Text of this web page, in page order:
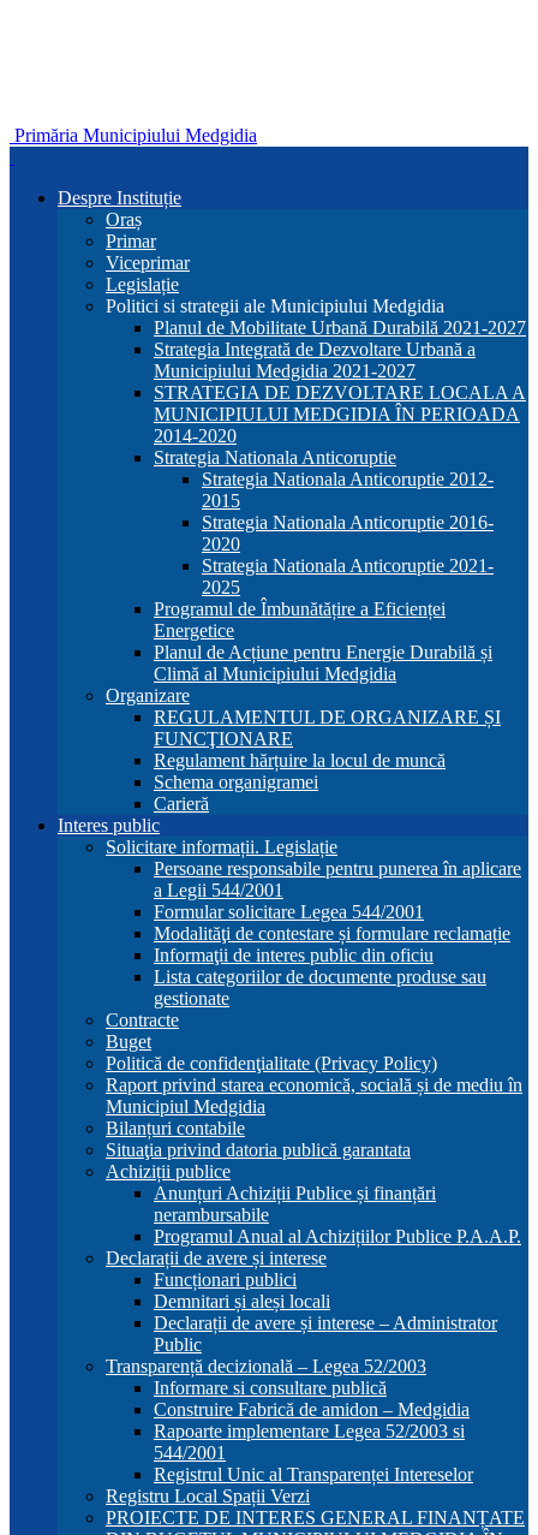
Primăria Municipiului Medgidia
Despre Instituție
Oraș
Primar
Viceprimar
Legislație
Politici si strategii ale Municipiului Medgidia
Planul de Mobilitate Urbană Durabilă 2021-2027
Strategia Integrată de Dezvoltare Urbană a
Municipiului Medgidia 2021-2027
STRATEGIA DE DEZVOLTARE LOCALA A
MUNICIPIULUI MEDGIDIA ÎN PERIOADA
2014-2020
Strategia Nationala Anticoruptie
Strategia Nationala Anticoruptie 2012-
2015
Strategia Nationala Anticoruptie 2016-
2020
Strategia Nationala Anticoruptie 2021-
2025
Programul de Îmbunătățire a Eficienței
Energetice
Planul de Acțiune pentru Energie Durabilă și
Climă al Municipiului Medgidia
Organizare
REGULAMENTUL DE ORGANIZARE ȘI
FUNCŢIONARE
Regulament hărțuire la locul de muncă
Schema organigramei
Carieră
Interes public
Solicitare informații. Legislație
Persoane responsabile pentru punerea în aplicare
a Legii 544/2001
Formular solicitare Legea 544/2001
Modalităţi de contestare și formulare reclamație
Informaţii de interes public din oficiu
Lista categoriilor de documente produse sau
gestionate
Contracte
Buget
Politică de confidenţialitate (Privacy Policy)
Raport privind starea economică, socială și de mediu în
Municipiul Medgidia
Bilanțuri contabile
Situaţia privind datoria publică garantata
Achiziții publice
Anunțuri Achiziții Publice și finanțări
nerambursabile
Programul Anual al Achizițiilor Publice P.A.A.P.
Declarații de avere și interese
Funcționari publici
Demnitari și aleși locali
Declarații de avere și interese – Administrator
Public
Transparență decizională – Legea 52/2003
Informare si consultare publică
Construire Fabrică de amidon – Medgidia
Rapoarte implementare Legea 52/2003 si
544/2001
Registrul Unic al Transparenței Intereselor
Registru Local Spații Verzi
PROIECTE DE INTERES GENERAL FINANȚATE